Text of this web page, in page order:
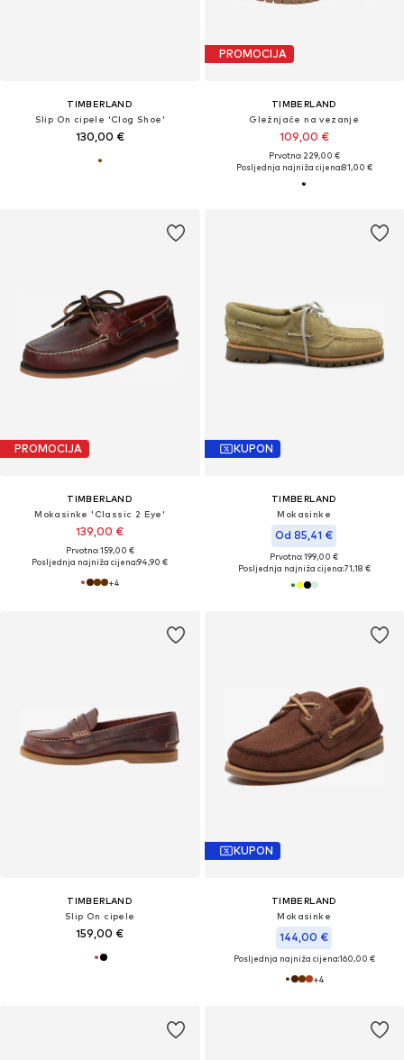
TIMBERLAND
Slip On cipele 'Clog Shoe'
130,00 €
PROMOCIJA
TIMBERLAND
Gležnjače na vezanje
109,00 €
Prvotno: 229,00 €
Posljednja najniža cijena:81,00 €
PROMOCIJA
TIMBERLAND
Mokasinke 'Classic 2 Eye'
139,00 €
Prvotno: 159,00 €
Posljednja najniža cijena:94,90 €
+4
KUPON
TIMBERLAND
Mokasinke
Od 85,41 €
Prvotno: 199,00 €
Posljednja najniža cijena:71,18 €
TIMBERLAND
Slip On cipele
159,00 €
KUPON
TIMBERLAND
Mokasinke
144,00 €
Posljednja najniža cijena:160,00 €
+4